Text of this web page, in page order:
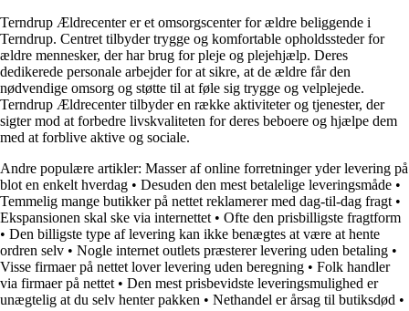
Terndrup Ældrecenter er et omsorgscenter for ældre beliggende i
Terndrup. Centret tilbyder trygge og komfortable opholdssteder for
ældre mennesker, der har brug for pleje og plejehjælp. Deres
dedikerede personale arbejder for at sikre, at de ældre får den
nødvendige omsorg og støtte til at føle sig trygge og velplejede.
Terndrup Ældrecenter tilbyder en række aktiviteter og tjenester, der
sigter mod at forbedre livskvaliteten for deres beboere og hjælpe dem
med at forblive aktive og sociale.
Andre populære artikler: Masser af online forretninger yder levering på
blot en enkelt hverdag • Desuden den mest betalelige leveringsmåde •
Temmelig mange butikker på nettet reklamerer med dag-til-dag fragt •
Ekspansionen skal ske via internettet • Ofte den prisbilligste fragtform
• Den billigste type af levering kan ikke benægtes at være at hente
ordren selv • Nogle internet outlets præsterer levering uden betaling •
Visse firmaer på nettet lover levering uden beregning • Folk handler
via firmaer på nettet • Den mest prisbevidste leveringsmulighed er
unægtelig at du selv henter pakken • Nethandel er årsag til butiksdød •